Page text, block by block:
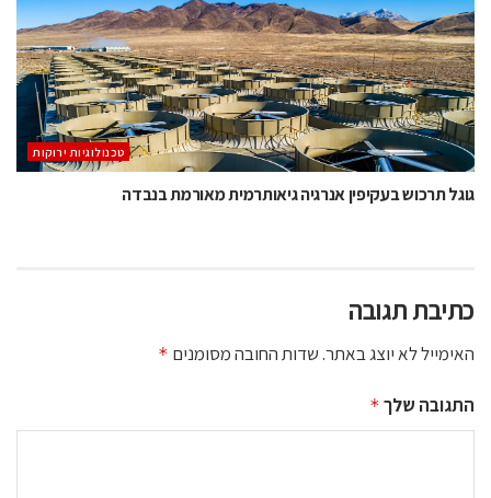
‫טכנולוגיות ירוקות‬
גוגל תרכוש בעקיפין אנרגיה גיאותרמית מאורמת בנבדה
כתיבת תגובה
האימייל לא יוצג באתר.שדות החובה מסומנים *
התגובה שלך *